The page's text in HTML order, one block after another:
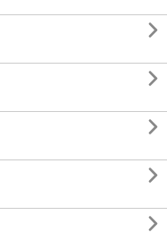




